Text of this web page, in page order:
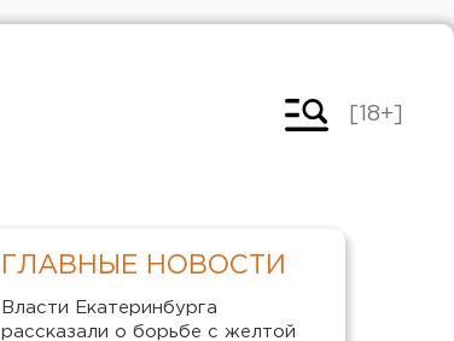
[18+]
ГЛАВНЫЕ НОВОСТИ
Власти Екатеринбурга
рассказали о борьбе с желтой